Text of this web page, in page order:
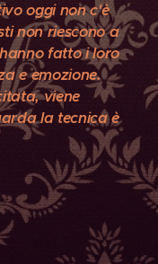
oggi non c'è
non riescono a
fatto i loro
e emozione.
viene
la tecnica è